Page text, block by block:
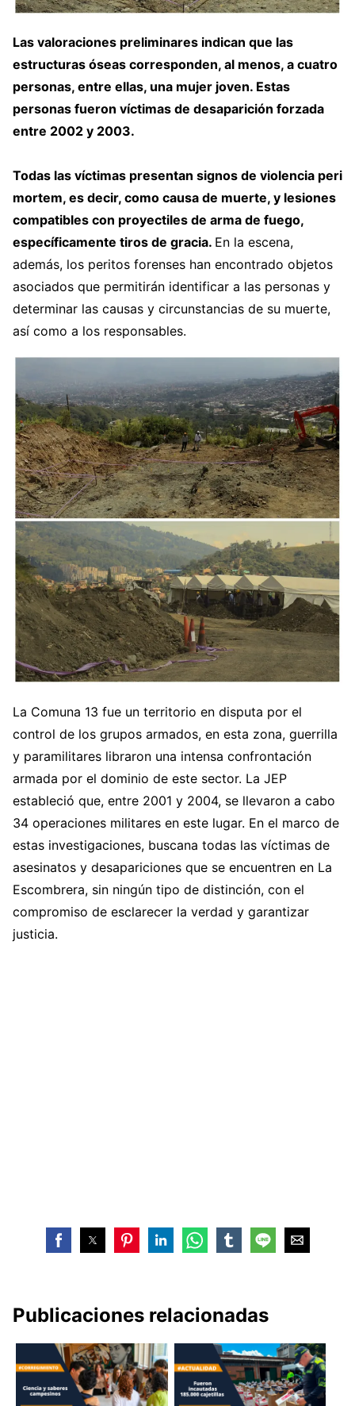
Las valoraciones preliminares indican que las
estructuras óseas corresponden, al menos, a cuatro
personas, entre ellas, una mujer joven. Estas
personas fueron víctimas de desaparición forzada
entre 2002 y 2003.
Todas las víctimas presentan signos de violencia peri
mortem, es decir, como causa de muerte, y lesiones
compatibles con proyectiles de arma de fuego,
específicamente tiros de gracia. En la escena,
además, los peritos forenses han encontrado objetos
asociados que permitirán identificar a las personas y
determinar las causas y circunstancias de su muerte,
así como a los responsables.
La Comuna 13 fue un territorio en disputa por el
control de los grupos armados, en esta zona, guerrilla
y paramilitares libraron una intensa confrontación
armada por el dominio de este sector. La JEP
estableció que, entre 2001 y 2004, se llevaron a cabo
34 operaciones militares en este lugar. En el marco de
estas investigaciones, buscana todas las víctimas de
asesinatos y desapariciones que se encuentren en La
Escombrera, sin ningún tipo de distinción, con el
compromiso de esclarecer la verdad y garantizar
justicia.
Publicaciones relacionadas